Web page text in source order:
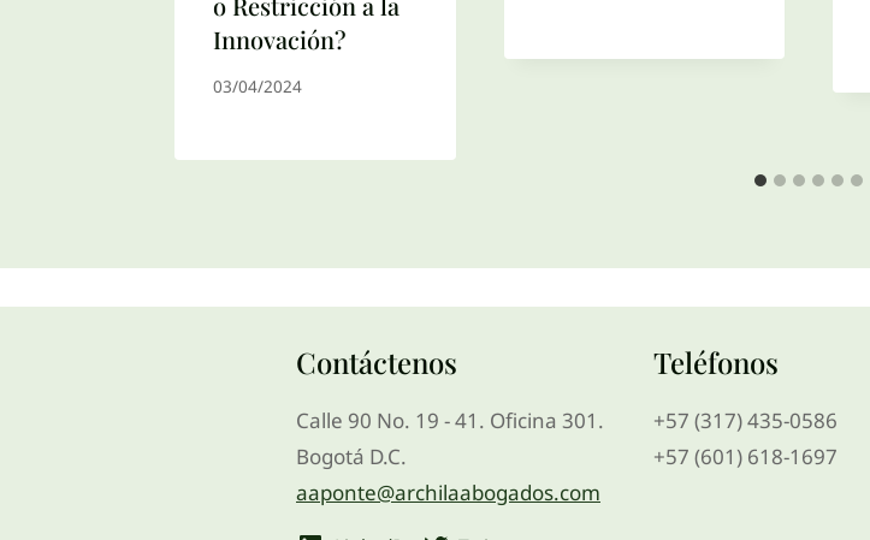
Innovación?
03/04/2024
Contáctenos
Calle 90 No. 19 - 41. Oficina 301.
Bogotá D.C.
aaponte@archilaabogados.com
Teléfonos
+57 (317) 435-0586
+57 (601) 618-1697